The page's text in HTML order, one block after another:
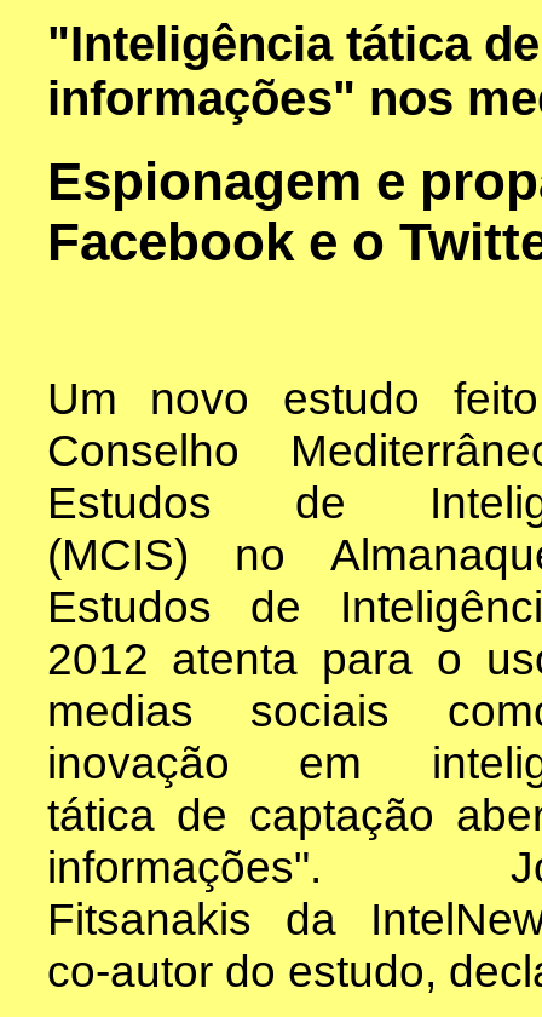
"Inteligência tática
informações" nos
Espionagem e
Facebook e o
Um novo estudo
Conselho
Estudos de
(MCIS) no
Estudos de
2012 atenta para o
medias sociais
inovação em
tática de captação
informações".
Fitsanakis da
co-autor do estudo,